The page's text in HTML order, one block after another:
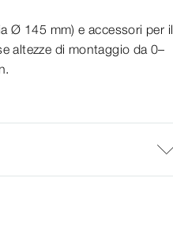
Ø 145 mm) e accessori per il
altezze di montaggio da 0–